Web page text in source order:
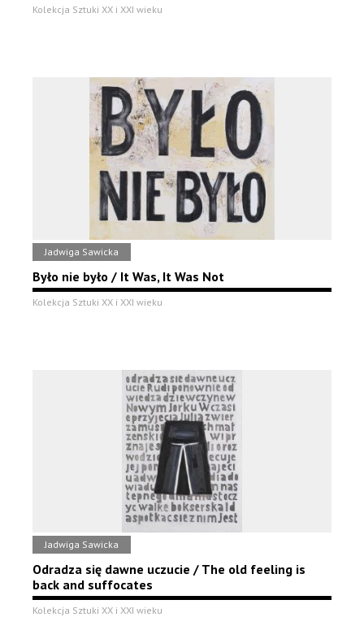
Kolekcja Sztuki XX i XXI wieku
Jadwiga Sawicka
Było nie było / It Was, It Was Not
Kolekcja Sztuki XX i XXI wieku
Jadwiga Sawicka
Odradza się dawne uczucie / The old feeling is
back and suffocates
Kolekcja Sztuki XX i XXI wieku